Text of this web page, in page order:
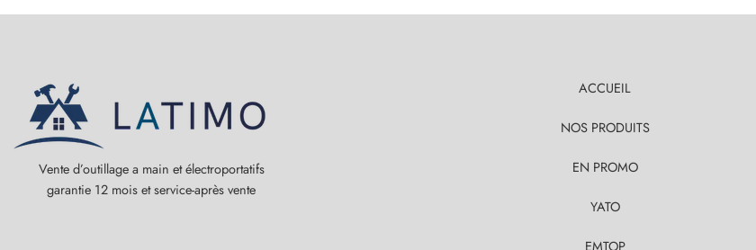
Vente d’outillage a main et électroportatifs
garantie 12 mois et service-après vente
ACCUEIL
NOS PRODUITS
EN PROMO
YATO
EMTOP